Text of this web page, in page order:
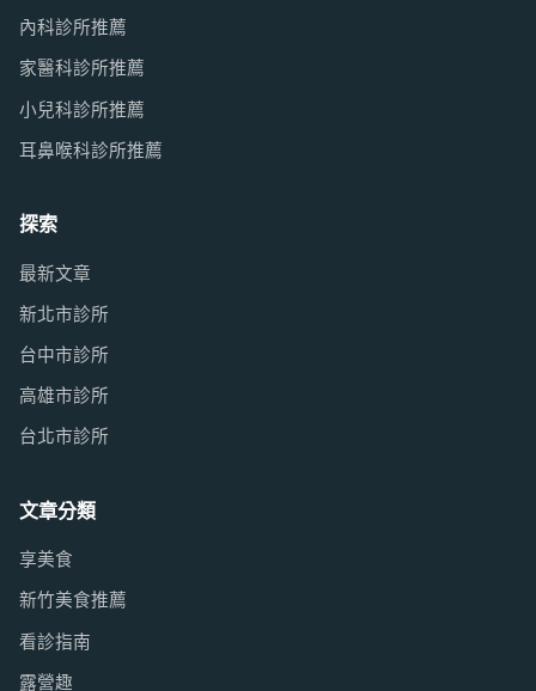
內科診所推薦
家醫科診所推薦
小兒科診所推薦
耳鼻喉科診所推薦
探索
最新文章
新北市診所
台中市診所
高雄市診所
台北市診所
文章分類
享美食
新竹美食推薦
看診指南
露營趣